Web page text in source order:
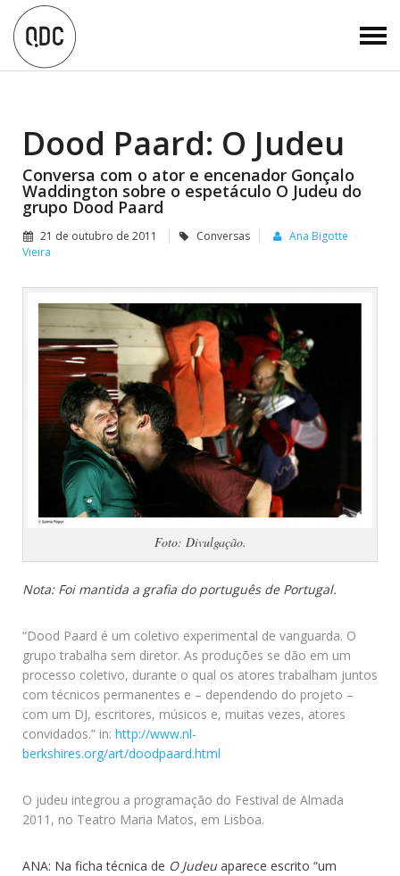
Dood Paard: O Judeu
Conversa com o ator e encenador Gonçalo
Waddington sobre o espetáculo O Judeu do
grupo Dood Paard
21 de outubro de 2011 Conversas
Ana Bigotte
Vieira
Foto: Divulgação.
Nota: Foi mantida a grafia do português de Portugal.
“Dood Paard é um coletivo experimental de vanguarda. O
grupo trabalha sem diretor. As produções se dão em um
processo coletivo, durante o qual os atores trabalham juntos
com técnicos permanentes e – dependendo do projeto –
com um DJ, escritores, músicos e, muitas vezes, atores
convidados.” in: http://www.nl-
berkshires.org/art/doodpaard.html
O judeu integrou a programação do Festival de Almada
2011, no Teatro Maria Matos, em Lisboa.
ANA: Na ficha técnica de O Judeu aparece escrito “um